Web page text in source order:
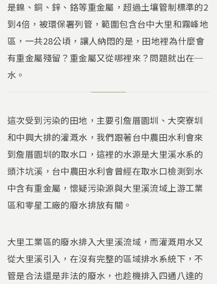
是鎳、銅、鋅、鉻等重金屬，超過土壤管制標準的2
到4倍，被環保署列管，範圍包含台中大里和霧峰地
區，一共28公頃，讓人納悶的是，田地裡為什麼會
有重金屬殘留？重金屬又從哪裡來？問題就出在─
水。
這次受到污染的田地，主要引詹厝園圳、大突寮圳
和中興大排的灌溉水，我們跟著台中農田水利會來
到詹厝園圳的取水口，這裡的水源是大里溪水系的
頭汴坑溪，台中農田水利會曾經在取水口檢測到水
中含有重金屬，懷疑污染源與大里溪流域上游工業
區和零星工廠的廢水排放有關。
大里工業區的廢水排入大里溪流域，而灌溉用水又
從大里溪引入，在沒有完整的區域排水系統下，不
管是合法還是非法的廢水，也趁機排入四通八達的